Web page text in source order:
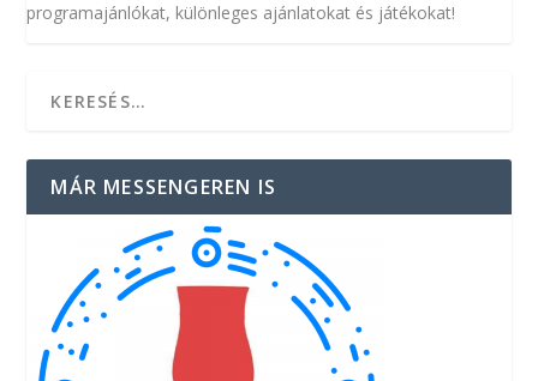
programajánlókat, különleges ajánlatokat és játékokat!
MÁR MESSENGEREN IS